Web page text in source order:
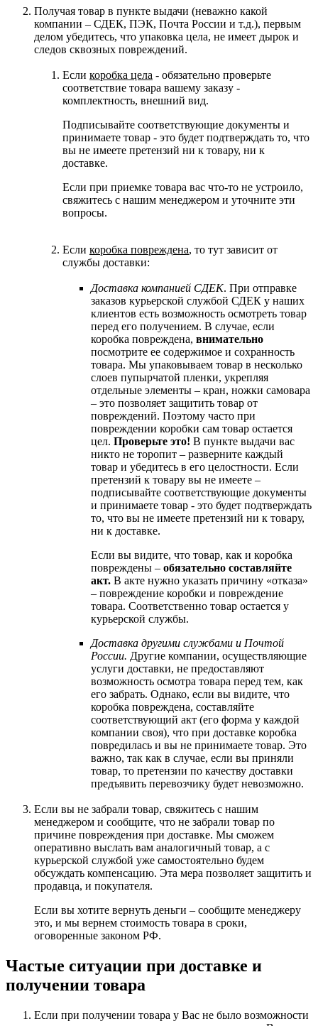
Получая товар в пункте выдачи (неважно какой
компании – СДЕК, ПЭК, Почта России и т.д.), первым
делом убедитесь, что упаковка цела, не имеет дырок и
следов сквозных повреждений.
Если коробка цела - обязательно проверьте
соответствие товара вашему заказу -
комплектность, внешний вид.
Подписывайте соответствующие документы и
принимаете товар - это будет подтверждать то, что
вы не имеете претензий ни к товару, ни к
доставке.
Если при приемке товара вас что-то не устроило,
свяжитесь с нашим менеджером и уточните эти
вопросы.
Если коробка повреждена, то тут зависит от
службы доставки:
Доставка компанией СДЕК. При отправке
заказов курьерской службой СДЕК у наших
клиентов есть возможность осмотреть товар
перед его получением. В случае, если
коробка повреждена, внимательно
посмотрите ее содержимое и сохранность
товара. Мы упаковываем товар в несколько
слоев пупырчатой пленки, укрепляя
отдельные элементы – кран, ножки самовара
– это позволяет защитить товар от
повреждений. Поэтому часто при
повреждении коробки сам товар остается
цел. Проверьте это! В пункте выдачи вас
никто не торопит – разверните каждый
товар и убедитесь в его целостности. Если
претензий к товару вы не имеете –
подписывайте соответствующие документы
и принимаете товар - это будет подтверждать
то, что вы не имеете претензий ни к товару,
ни к доставке.
Если вы видите, что товар, как и коробка
повреждены – обязательно составляйте
акт. В акте нужно указать причину «отказа»
– повреждение коробки и повреждение
товара. Соответственно товар остается у
курьерской службы.
Доставка другими службами и Почтой
России. Другие компании, осуществляющие
услуги доставки, не предоставляют
возможность осмотра товара перед тем, как
его забрать. Однако, если вы видите, что
коробка повреждена, составляйте
соответствующий акт (его форма у каждой
компании своя), что при доставке коробка
повредилась и вы не принимаете товар. Это
важно, так как в случае, если вы приняли
товар, то претензии по качеству доставки
предъявить перевозчику будет невозможно.
Если вы не забрали товар, свяжитесь с нашим
менеджером и сообщите, что не забрали товар по
причине повреждения при доставке. Мы сможем
оперативно выслать вам аналогичный товар, а с
курьерской службой уже самостоятельно будем
обсуждать компенсацию. Эта мера позволяет защитить и
продавца, и покупателя.
Если вы хотите вернуть деньги – сообщите менеджеру
это, и мы вернем стоимость товара в сроки,
оговоренные законом РФ.
Частые ситуации при доставке и
получении товара
Если при получении товара у Вас не было возможности